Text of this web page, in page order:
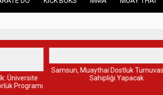
Antrenörlük Programı Başlıyor…
Ev
Türk Muaythai’si Avrupa’nın